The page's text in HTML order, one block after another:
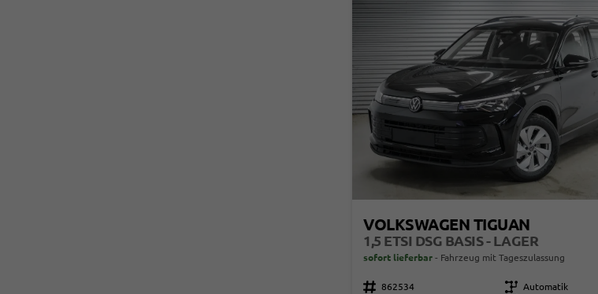
VOLKSWAGEN TIGUAN
1,5 ETSI DSG BASIS - LAGER
sofort lieferbar Fahrzeug mit Tageszulassung
Fahrzeugnr. 862534 Getriebe Automatik